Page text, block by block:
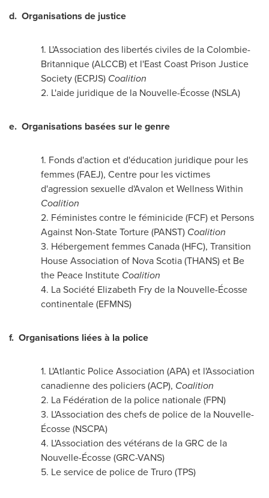
d. Organisations de justice
1. L'Association des libertés civiles de la Colombie-
Britannique (ALCCB) et l'East Coast Prison Justice
Society (ECPJS) Coalition
2. L'aide juridique de la Nouvelle-Écosse (NSLA)
e. Organisations basées sur le genre
1. Fonds d'action et d'éducation juridique pour les
femmes (FAEJ), Centre pour les victimes
d'agression sexuelle d'Avalon et Wellness Within
Coalition
2. Féministes contre le féminicide (FCF) et Persons
Against Non-State Torture (PANST) Coalition
3. Hébergement femmesCanada(HFC), Transition
House Association of Nova Scotia(THANS) et Be
the Peace Institute Coalition
4. La Société Elizabeth Fry de la Nouvelle-Écosse
continentale (EFMNS)
f. Organisations liées à la police
1. L'Atlantic Police Association (APA) et l'Association
canadienne des policiers (ACP), Coalition
2. La Fédération de la police nationale (FPN)
3. L'Association des chefs de police de la Nouvelle-
Écosse (NSCPA)
4. L'Association des vétérans de la GRC de la
Nouvelle-Écosse (GRC-VANS)
5. Le service de police deTruro(TPS)